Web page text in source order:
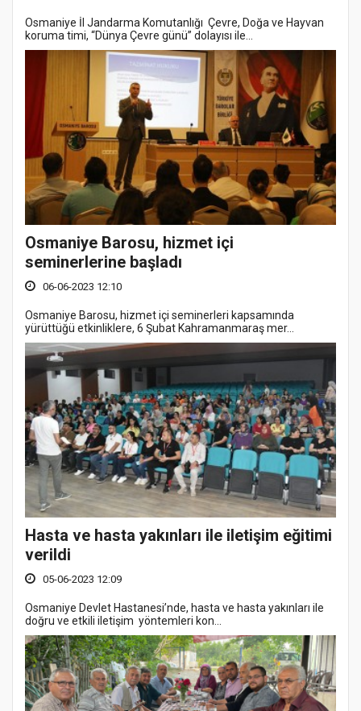
Osmaniye İl Jandarma Komutanlığı Çevre, Doğa ve Hayvan
koruma timi, “Dünya Çevre günü” dolayısı ile...
Osmaniye Barosu, hizmet içi
seminerlerine başladı
06-06-2023 12:10
Osmaniye Barosu, hizmet içi seminerleri kapsamında
yürüttüğü etkinliklere, 6 Şubat Kahramanmaraş mer...
Hasta ve hasta yakınları ile iletişim eğitimi
verildi
05-06-2023 12:09
Osmaniye Devlet Hastanesi’nde, hasta ve hasta yakınları ile
doğru ve etkili iletişim yöntemleri kon...